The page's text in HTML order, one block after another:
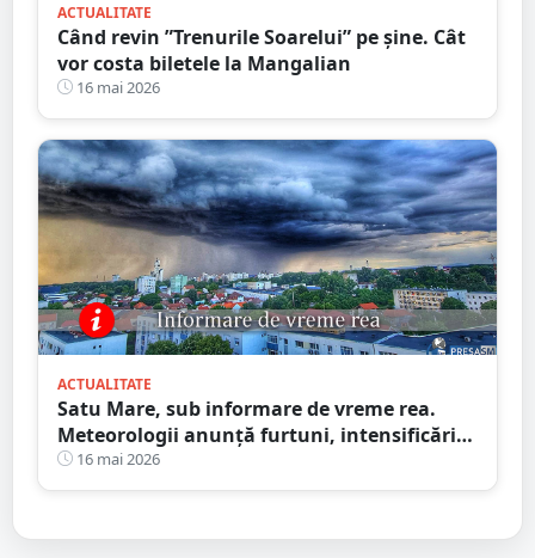
ACTUALITATE
Când revin ”Trenurile Soarelui” pe şine. Cât
vor costa biletele la Mangalian
16 mai 2026
ACTUALITATE
Satu Mare, sub informare de vreme rea.
Meteorologii anunță furtuni, intensificări
de vânt și ploi în averse
16 mai 2026